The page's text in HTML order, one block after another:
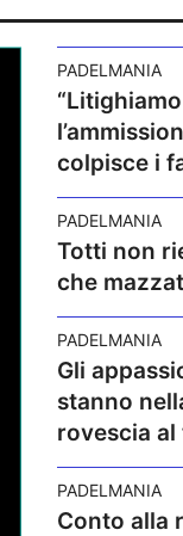
PADELMANIA
colpisce i
PADELMANIA
Totti non
che
PADELMANIA
Gli
stanno
rovescia
PADELMANIA
Conto alla